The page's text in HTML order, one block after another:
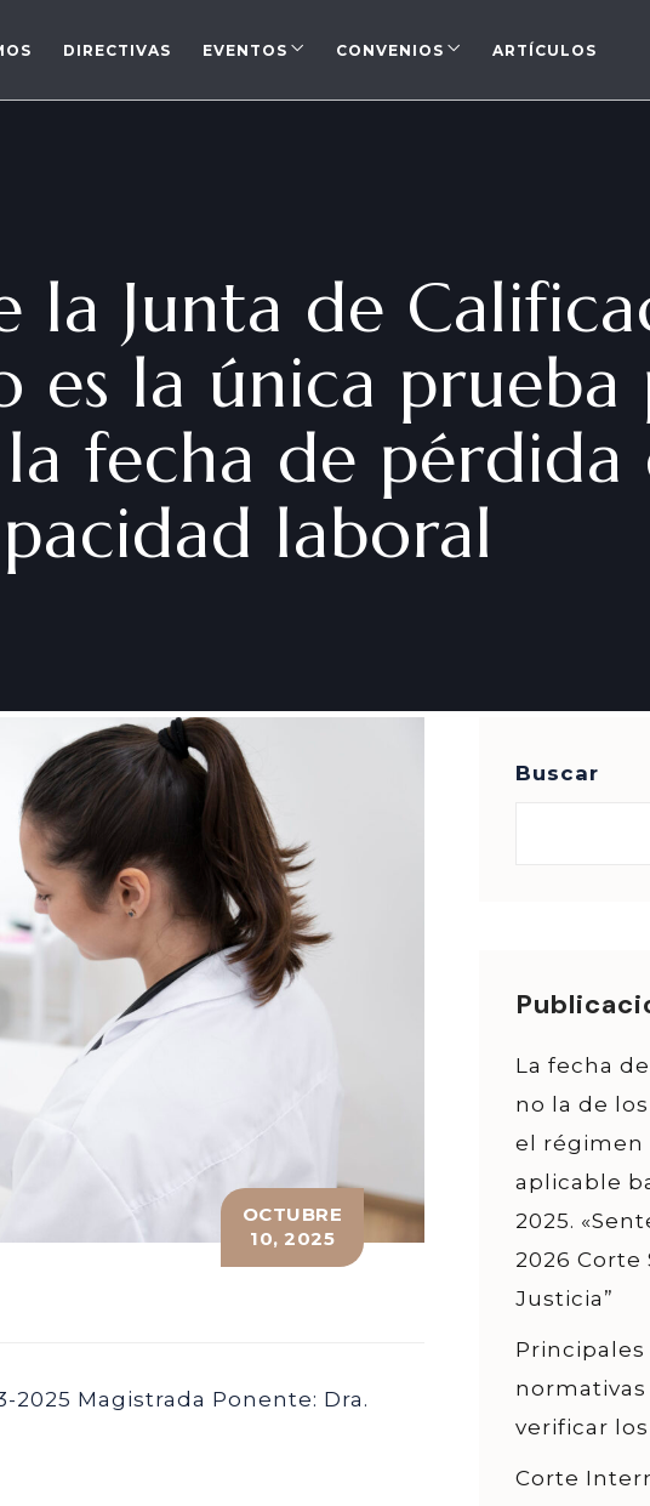
DIRECTIVAS EVENTOS CONVENIOS ARTÍCULOS
la Junta de
es la única prueba
fecha de pérdida
laboral
OCTUBRE
10, 2025
2025 Magistrada Ponente: Dra.
Buscar
La fecha
no la de
el régimen
aplicable
2025.
2026 Corte
Justicia”
verificar
Corte